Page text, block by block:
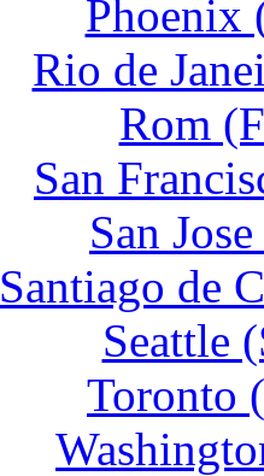
Phoenix
Rio de
Rom
San
San
Santiago de
Seattle
Toronto